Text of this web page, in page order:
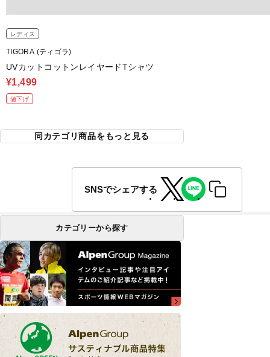
レディス
TIGORA (ティゴラ)
UVカットコットンレイヤードTシャツ
¥1,499
値下げ
同カテゴリ商品をもっと見る
SNSでシェアする
カテゴリーから探す